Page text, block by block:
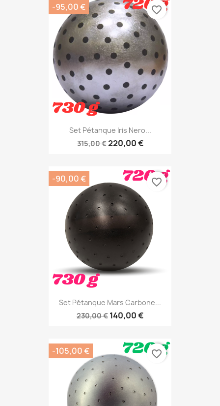
Set Pétanque Iris Nero...
315,00 €220,00 €
-95,00 € favorite_border
Set Pétanque Mars Carbone...
230,00 € 140,00 €
-90,00 € favorite_border
-105,00 € favorite_border